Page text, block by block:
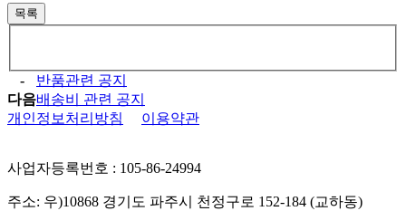
목록
-
반품관련 공지
다음배송비 관련 공지
개인정보처리방침
이용약관
사업자등록번호 : 105-86-24994
주소: 우)10868 경기도 파주시 천정구로 152-184 (교하동)